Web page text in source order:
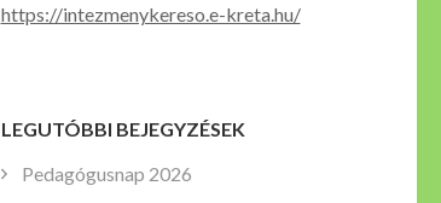
https://intezmenykereso.e-kreta.hu/
LEGUTÓBBI BEJEGYZÉSEK
Pedagógusnap 2026